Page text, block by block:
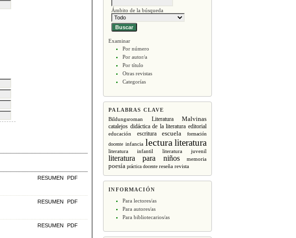
Ámbito de la búsqueda
Examinar
Por número
Por autor/a
Por título
Otras revistas
Categorías
PALABRAS CLAVE
Bildungsroman Literatura Malvinas
catalejos didáctica de la literatura editorial
educación escritura escuela
formación
docente infancia lectura literatura
literatura infantil literatura juvenil
literatura para niños memoria
poesía práctica docente reseña revista
INFORMACIÓN
Para lectores/as
Para autores/as
Para bibliotecarios/as
RESUMEN PDF
RESUMEN PDF
RESUMEN PDF